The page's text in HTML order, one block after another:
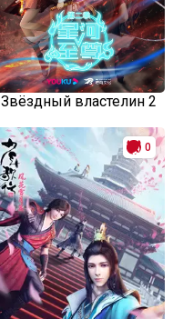
Звёздный властелин 2
0